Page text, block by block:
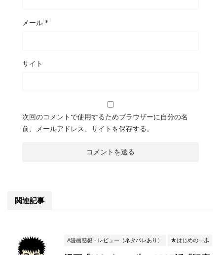
メール *
サイト
次回のコメントで使用するためブラウザーに自分の名
前、メールアドレス、サイトを保存する。
関連記事
A漫画感想・レビュー（ネタバレあり） ★はじめの一歩